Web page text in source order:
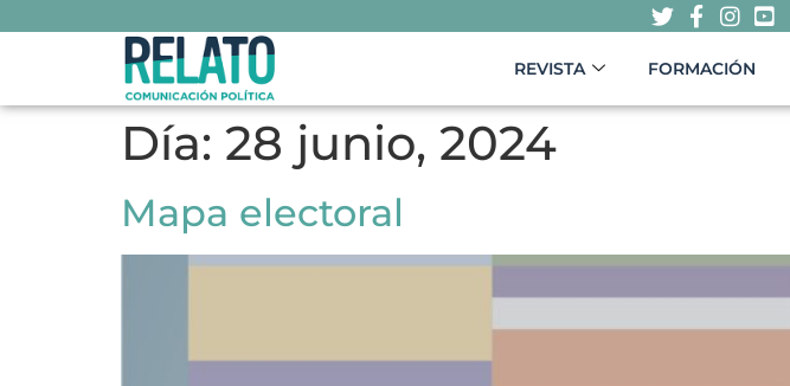
REVISTA FORMACIÓN
Día: 28 junio, 2024
Mapa electoral